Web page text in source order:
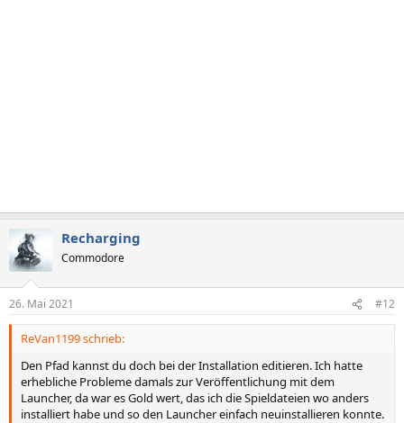
Recharging
Commodore
26. Mai 2021 #12
ReVan1199 schrieb:
Den Pfad kannst du doch bei der Installation editieren. Ich hatte
erhebliche Probleme damals zur Veröffentlichung mit dem
Launcher, da war es Gold wert, das ich die Spieldateien wo anders
installiert habe und so den Launcher einfach neuinstallieren konnte.